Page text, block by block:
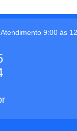
Atendimento 9:00 às